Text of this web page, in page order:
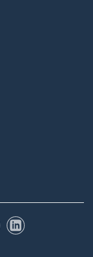
YouTubeLinkedIn